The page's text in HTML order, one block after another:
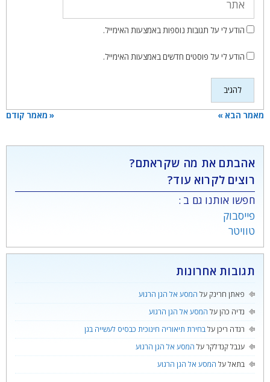
הודע לי על תגובות נוספות באמצעות האימייל.
הודע לי על פוסטים חדשים באמצעות האימייל.
« מאמר קודם מאמר הבא »
אהבתם את מה שקראתם?
רוצים לקרוא עוד?
חפשו אותנו גם ב :
פייסבוק
טוויטר
תגובות אחרונות
פאתן חרינק על המסע אל הגן הרגוע
נדיה כהןעל המסע אל הגן הרגוע
רגדה ריכןעלבחירת תיאוריה חינוכית כבסיס לעשייה בגן
ענבל קנדלקרעל המסע אל הגן הרגוע
בתאלעל המסע אל הגן הרגוע